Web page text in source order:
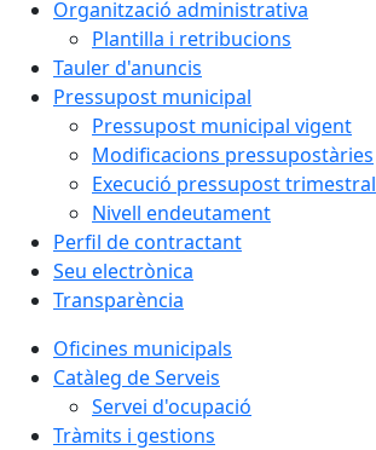
Organització administrativa
Plantilla i retribucions
Tauler d'anuncis
Pressupost municipal
Pressupost municipal vigent
Modificacions pressupostàries
Execució pressupost trimestral
Nivell endeutament
Perfil de contractant
Seu electrònica
Transparència
Oficines municipals
Catàleg de Serveis
Servei d'ocupació
Tràmits i gestions